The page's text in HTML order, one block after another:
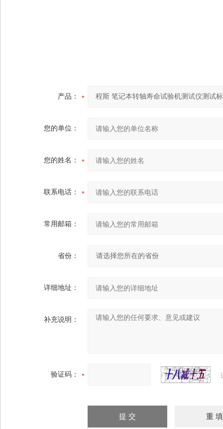
产品：
您的单位：
您的姓名：
联系电话：
常用邮箱：
省份：
详细地址：
补充说明：
验证码：